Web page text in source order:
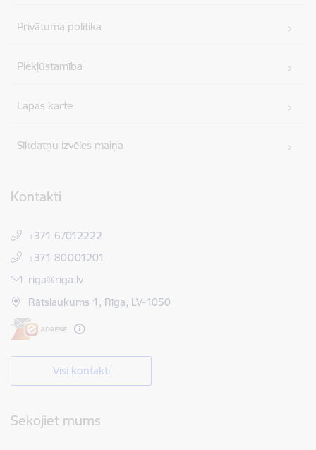
Privātuma politika
Piekļūstamība
Lapas karte
Sīkdatņu izvēles maiņa
Kontakti
+371 67012222
+371 80001201
E-pasts:
riga@riga.lv
Rātslaukums 1, Rīga, LV-1050
Visi kontakti
Sekojiet mums